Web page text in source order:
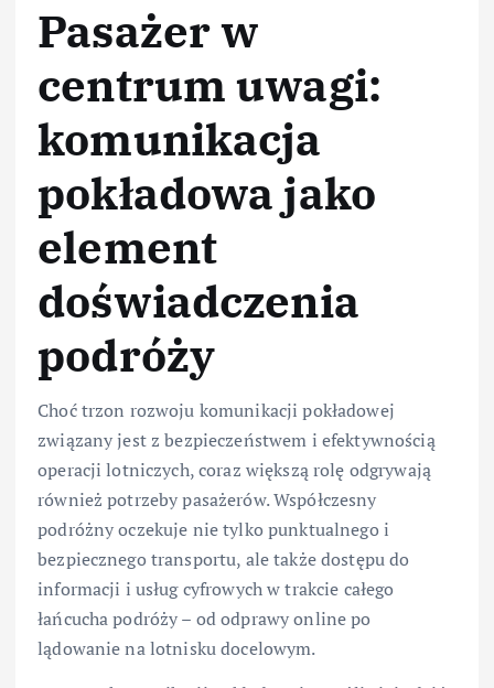
Pasażer w
centrum uwagi:
komunikacja
pokładowa jako
element
doświadczenia
podróży
Choć trzon rozwoju komunikacji pokładowej
związany jest z bezpieczeństwem i efektywnością
operacji lotniczych, coraz większą rolę odgrywają
również potrzeby pasażerów. Współczesny
podróżny oczekuje nie tylko punktualnego i
bezpiecznego transportu, ale także dostępu do
informacji i usług cyfrowych w trakcie całego
łańcucha podróży – od odprawy online po
lądowanie na lotnisku docelowym.